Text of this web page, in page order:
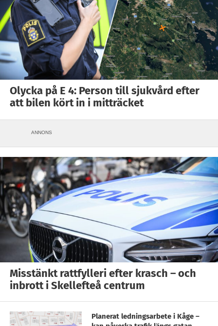
Olycka på E 4: Person till sjukvård efter
att bilen kört in i mitträcket
ANNONS
Misstänkt rattfylleri efter krasch – och
inbrott i Skellefteå centrum
Planerat ledningsarbete i Kåge –